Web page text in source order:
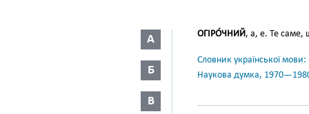
А
Б
В
ОГІРО́ЧНИЙ, а, е. Те саме,
Словник української
Наукова думка,